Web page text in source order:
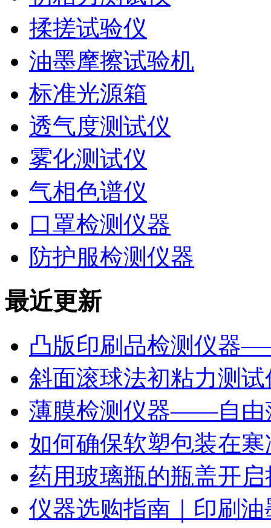
揉搓试验仪
油墨摩擦试验机
标准光源箱
透气度测试仪
雾化测试仪
气相色谱仪
口罩检测仪器
防护服检测仪器
最近更新
凸版印刷品检测仪器
斜面滚球法初粘力测
薄膜检测仪器——自由
如何确保软塑包装在
药用玻璃瓶的瓶盖开
仪器选购指南｜印刷